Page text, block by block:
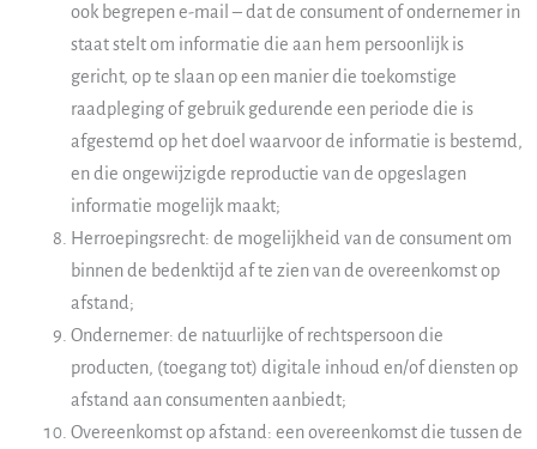
ook begrepen e-mail – dat de consument of ondernemer in
staat stelt om informatie die aan hem persoonlijk is
gericht, op te slaan op een manier die toekomstige
raadpleging of gebruik gedurende een periode die is
afgestemd op het doel waarvoor de informatie is bestemd,
en die ongewijzigde reproductie van de opgeslagen
informatie mogelijk maakt;
Herroepingsrecht: de mogelijkheid van de consument om
binnen de bedenktijd af te zien van de overeenkomst op
afstand;
Ondernemer: de natuurlijke of rechtspersoon die
producten, (toegang tot) digitale inhoud en/of diensten op
afstand aan consumenten aanbiedt;
Overeenkomst op afstand: een overeenkomst die tussen de